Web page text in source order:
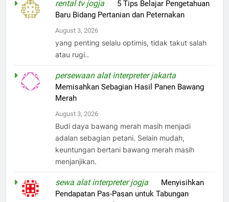
rental tv jogja
5 Tips Belajar Pengetahuan
Baru Bidang Pertanian dan Peternakan
August 3, 2026
yang penting selalu optimis, tidak takut salah
atau rugi..
persewaan alat interpreter jakarta
Memisahkan Sebagian Hasil Panen Bawang
Merah
August 3, 2026
Budi daya bawang merah masih menjadi
adalan sebagian petani. Selain mudah,
keuntungan bertani bawang merah masih
menjanjikan.
sewa alat interpreter jogja
Menyisihkan
Pendapatan Pas-Pasan untuk Tabungan